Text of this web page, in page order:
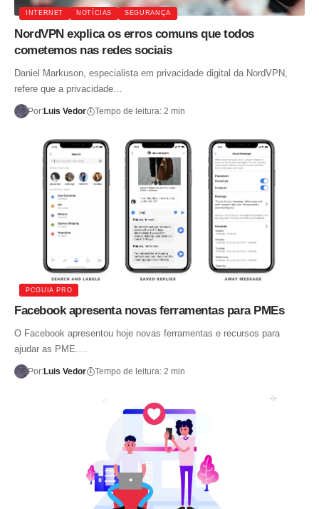
INTERNET NOTÍCIAS SEGURANÇA
NordVPN explica os erros comuns que todos
cometemos nas redes sociais
Daniel Markuson, especialista em privacidade digital da NordVPN,
refere que a privacidade…
Por:Luis Vedor Tempo de leitura: 2 min
PCGUIA PRO
Facebook apresenta novas ferramentas para PMEs
O Facebook apresentou hoje novas ferramentas e recursos para
ajudar as PME.…
Por:Luis Vedor Tempo de leitura: 2 min